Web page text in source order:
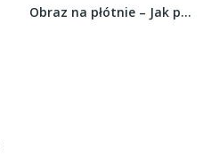
Obraz na płótnie – Jak przyjemnie nad wodą –...